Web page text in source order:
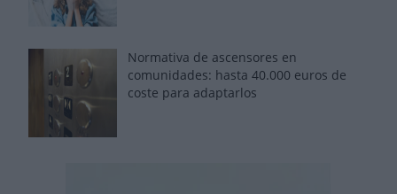
Normativa de ascensores en
comunidades: hasta 40.000 euros de
coste para adaptarlos